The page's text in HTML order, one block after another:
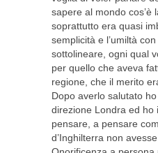
sapere al mondo cos’è
soprattutto era quasi
semplicità e l’umiltà
sottolineare, ogni qual
per quello che aveva
regione, che il merito
Dopo averlo salutato
direzione Londra ed ho
pensare, a pensare
d’Inghilterra non